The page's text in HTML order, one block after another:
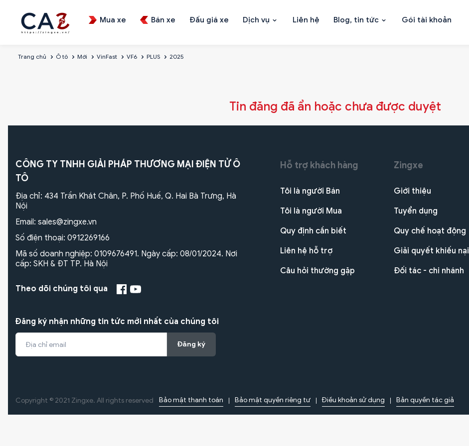
Mua xe Bán xe Đấu giá xe Dịch vụ Liên hệ Blog, tin tức Gói tài khoản
Trang chủ Ô tô Mới VinFast VF6 PLUS 2025
Tin đăng đã ẩn hoặc chưa được duyệt
CÔNG TY TNHH GIẢI PHÁP THƯƠNG MẠI ĐIỆN TỬ Ô
TÔ
Địa chỉ: 434 Trần Khát Chân, P. Phố Huế, Q. Hai Bà Trưng, Hà
Nội
Email: sales@zingxe.vn
Số điện thoại: 0912269166
Mã số doanh nghiệp: 0109676491. Ngày cấp: 08/01/2024. Nơi
cấp: SKH & ĐT TP. Hà Nội
Theo dõi chúng tôi qua
Đăng ký nhận những tin tức mới nhất của chúng tôi
Đăng ký
Hỗ trợ khách hàng
Tôi là người Bán
Tôi là người Mua
Quy định cần biết
Liên hệ hỗ trợ
Câu hỏi thường gặp
Zingxe
Giới thiệu
Tuyển dụng
Quy chế hoạt động
Giải quyết khiếu nại
Đối tác - chi nhánh
Copyright © 2021 Zingxe. All rights reserved
Bảo mật thanh toán Bảo mật quyền riêng tư Điều khoản sử dụng Bản quyền tác giả